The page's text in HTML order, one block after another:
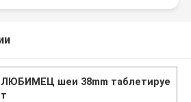
ЛЮБИМЕЦ шеи 38mm таблетируе
т